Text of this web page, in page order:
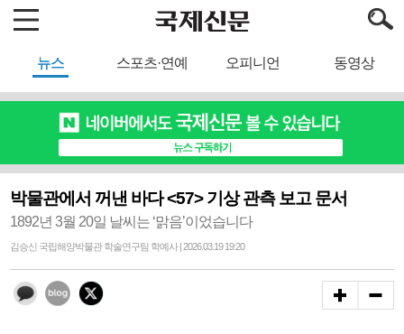
뉴스 스포츠·연예 오피니언 동영상
박물관에서 꺼낸 바다 <57> 기상 관측 보고 문서
1892년 3월 20일 날씨는 ‘맑음’이었습니다
김승신 국립해양박물관 학술연구팀 학예사 | 2026.03.19 19:20